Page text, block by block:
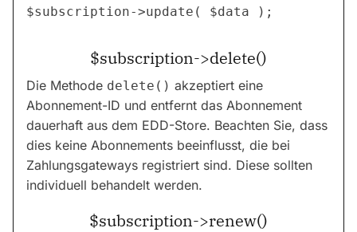
$subscription->delete()
Die Methode delete() akzeptiert eine
Abonnement-ID und entfernt das Abonnement
dauerhaft aus dem EDD-Store. Beachten Sie, dass
dies keine Abonnements beeinflusst, die bei
Zahlungsgateways registriert sind. Diese sollten
individuell behandelt werden.
$subscription->renew()